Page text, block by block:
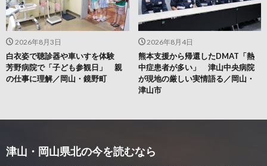
2026年8月4日
熊本支援から帰還したDMAT「熱
中症患者が多い」 津山中央病院
が現地の厳しい実情語る／岡山・
津山市
2026年8月3日
白衣姿で聴診器や車いすを体験
芳野病院で「子ども参観日」 親
の仕事に理解／岡山・鏡野町
津山・岡山県北の今を読むなら